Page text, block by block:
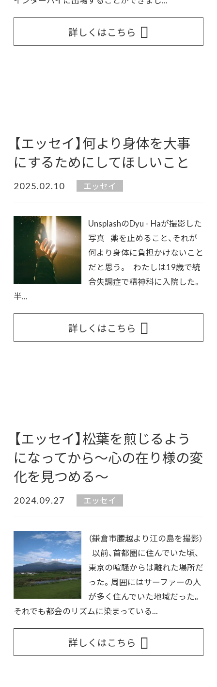
詳しくはこちら
【エッセイ】何より身体を大事
にするためにしてほしいこと
2025.02.10 エッセイ
UnsplashのDyu - Haが撮影した
写真 薬を止めること、それが
何より身体に負担かけないこと
だと思う。 わたしは19歳で統
合失調症で精神科に入院した。
半...
詳しくはこちら
【エッセイ】松葉を煎じるよう
になってから～心の在り様の変
化を見つめる～
2024.09.27 エッセイ
（鎌倉市腰越より江の島を撮影）
以前、首都圏に住んでいた頃、
東京の喧騒からは離れた場所だ
った。周囲にはサーファーの人
が多く住んでいた地域だった。
それでも都会のリズムに染まっている...
詳しくはこちら